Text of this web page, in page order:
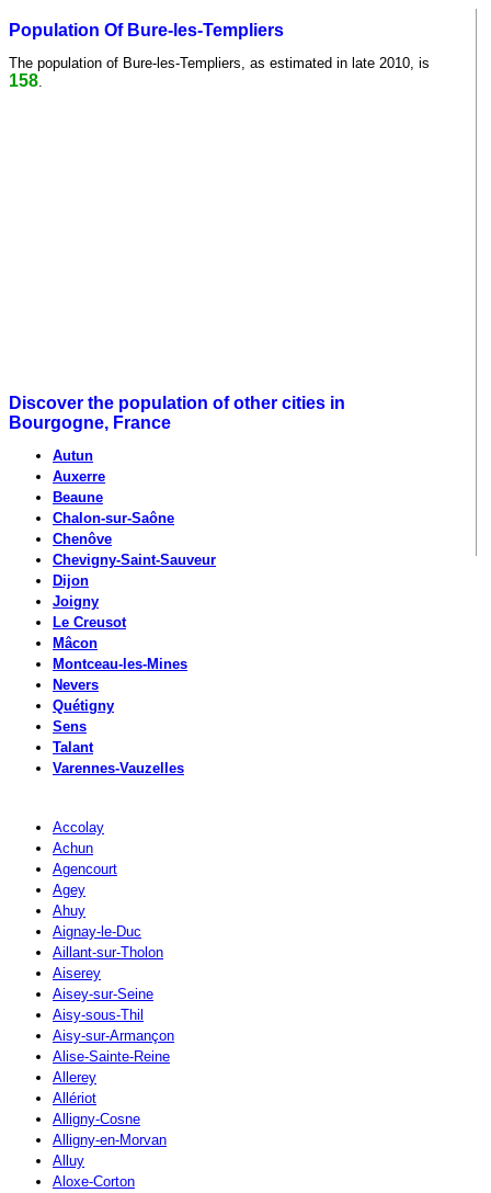
Population Of Bure-les-Templiers
The population of Bure-les-Templiers, as estimated in late 2010, is
158
Discover the population of other cities in
Bourgogne, France
Autun
Auxerre
Beaune
Chalon-sur-Saône
Chenôve
Chevigny-Saint-Sauveur
Dijon
Joigny
Le Creusot
Mâcon
Montceau-les-Mines
Nevers
Quétigny
Sens
Talant
Varennes-Vauzelles
Accolay
Achun
Agencourt
Agey
Ahuy
Aignay-le-Duc
Aillant-sur-Tholon
Aiserey
Aisey-sur-Seine
Aisy-sous-Thil
Aisy-sur-Armançon
Alise-Sainte-Reine
Allerey
Allériot
Alligny-Cosne
Alligny-en-Morvan
Alluy
Aloxe-Corton